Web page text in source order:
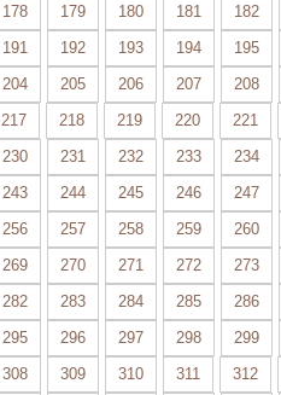
178 179 180 181 182
191 192 193 194 195
204 205 206 207 208
217 218 219 220 221
230 231 232 233 234
243 244 245 246 247
256 257 258 259 260
269 270 271 272 273
282 283 284 285 286
295 296 297 298 299
308 309 310 311 312